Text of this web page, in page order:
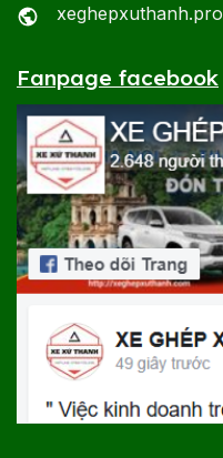
xeghepxuthanh.pro
Fanpage facebook